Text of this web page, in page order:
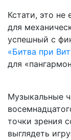
Кстати, это не
для
успешный с
«Битва при
для
Музыкальные
точки зрения
выглядеть